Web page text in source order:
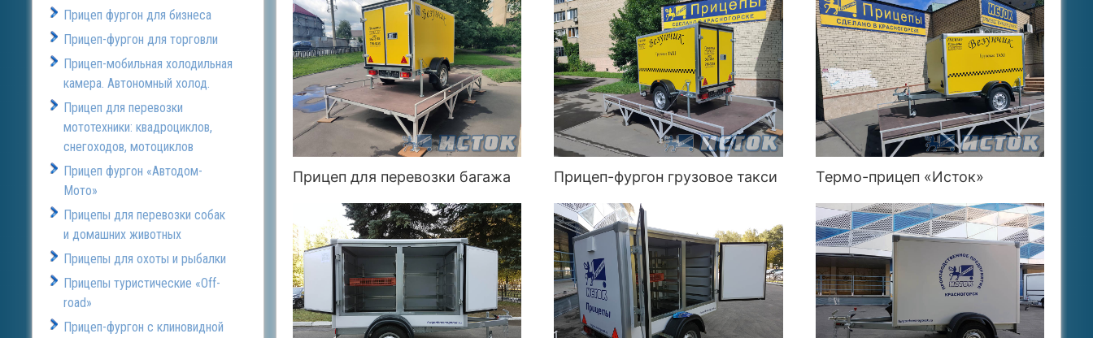
Прицеп для перевозки багажа Прицеп-фургон грузовое такси Термо-прицеп «Исток»
Прицеп фургон для бизнеса
Прицеп-фургон для торговли
Прицеп-мобильная холодильная
камера. Автономный холод.
Прицеп для перевозки
мототехники: квадроциклов,
снегоходов, мотоциклов
Прицеп фургон «Автодом-
Мото»
Прицепы для перевозки собак
и домашних животных
Прицепы для охоты и рыбалки
Прицепы туристические «Off-
road»
Прицеп-фургон с клиновидной